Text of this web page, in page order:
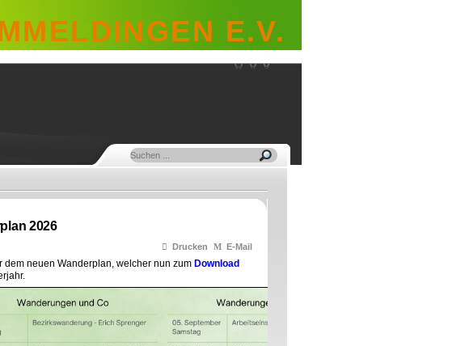
E.V.
2026
Drucken E-Mail
neuen Wanderplan, welcher nun zum Download